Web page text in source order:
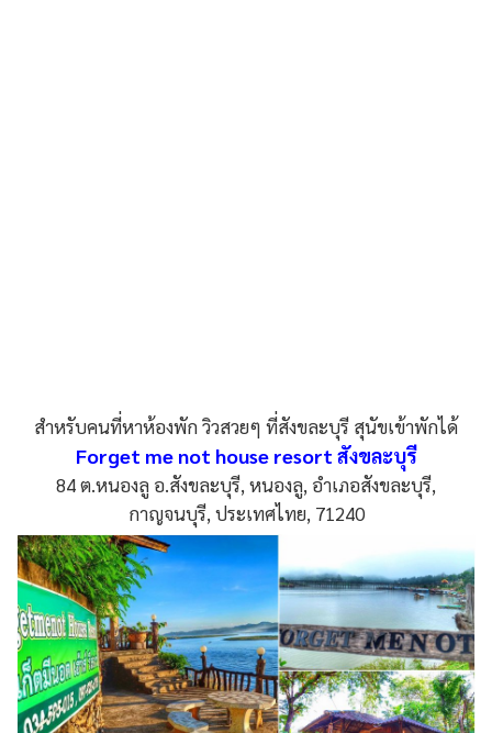
สำหรับคนที่หาห้องพัก วิวสวยๆ ที่สังขละบุรี สุนัขเข้าพักได้
Forget me not house resort สังขละบุรี
84 ต.หนองลู อ.สังขละบุรี, หนองลู, อำเภอสังขละบุรี,
กาญจนบุรี, ประเทศไทย, 71240